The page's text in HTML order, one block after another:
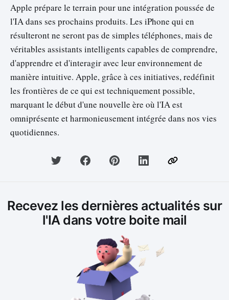
Apple prépare le terrain pour une intégration poussée de
l'IA dans ses prochains produits. Les iPhone qui en
résulteront ne seront pas de simples téléphones, mais de
véritables assistants intelligents capables de comprendre,
d'apprendre et d'interagir avec leur environnement de
manière intuitive. Apple, grâce à ces initiatives, redéfinit
les frontières de ce qui est techniquement possible,
marquant le début d'une nouvelle ère où l'IA est
omniprésente et harmonieusement intégrée dans nos vies
quotidiennes.
Recevez les dernières actualités sur
l'IA dans votre boite mail